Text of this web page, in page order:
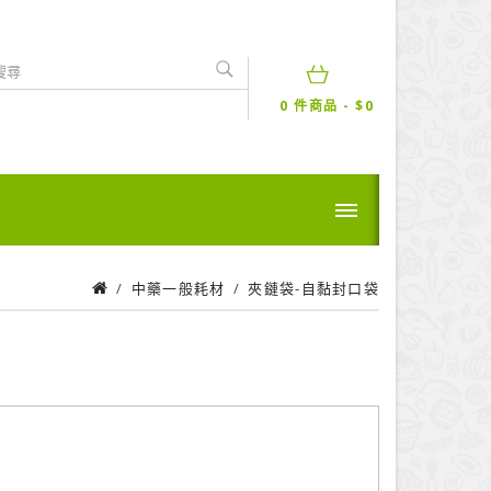
0 件商品 - $0
中藥一般耗材 夾鏈袋-自黏封口袋